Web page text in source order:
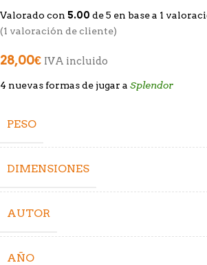
Valorado con 5.00 de 5 en base a 1
(1 valoración de cliente)
28,00€ IVA incluido
4 nuevas formas de jugar a Splendor
PESO
DIMENSIONES
AUTOR
AÑO